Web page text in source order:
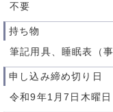
不要
持ち物
筆記用具、睡眠表（
申し込み締め切り日
令和9年1月7日木曜日